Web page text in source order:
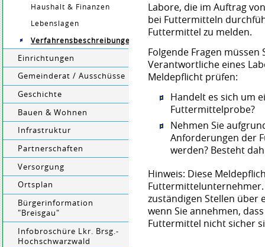
Haushalt & Finanzen
Lebenslagen
Verfahrensbeschreibungen
Einrichtungen
Gemeinderat / Ausschüsse
Geschichte
Bauen & Wohnen
Infrastruktur
Partnerschaften
Versorgung
Ortsplan
Bürgerinformation
"Breisgau"
Infobroschüre Lkr. Brsg.-
Hochschwarzwald
Labore, die im Auftrag
bei Futtermitteln
Futtermittel zu melden.
Folgende Fragen
Verantwortliche eines
Meldepflicht prüfen:
Handelt es sich um
Futtermittelprobe?
Nehmen Sie
Anforderungen der
werden? Besteht
Hinweis: Diese
Futtermittelunternehmer.
zuständigen Stellen
wenn Sie annehmen,
Futtermittel nicht sicher